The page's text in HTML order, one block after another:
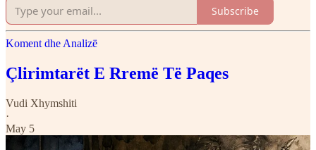
Subscribe
Koment dhe Analizë
Çlirimtarët E Rremë Të Paqes
Vudi Xhymshiti
·
May 5